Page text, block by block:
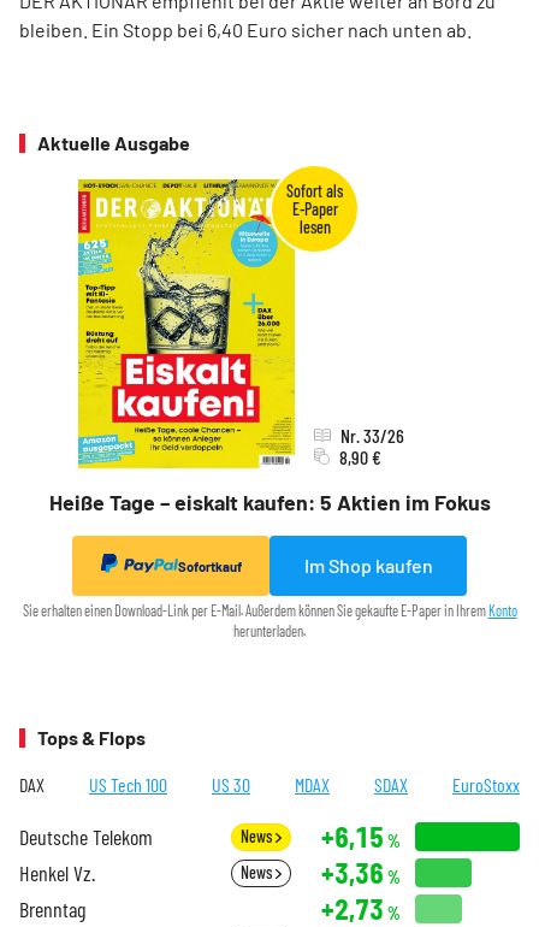
bleiben. Ein Stopp bei 6,40 Euro sicher nach unten ab.
Aktuelle Ausgabe
Heiße Tage – eiskalt kaufen: 5 Aktien im Fokus
Nr. 33/26
8,90 €
Sofortkauf Im Shop kaufen
Sie erhalten einen Download-Link per E-Mail. Außerdem können Sie gekaufte E-Paper in Ihrem Konto
herunterladen.
Tops & Flops
DAX US Tech 100 US 30 MDAX SDAX EuroStoxx
Deutsche Telekom News +6,15 %
Henkel Vz. News +3,36 %
Brenntag +2,73 %